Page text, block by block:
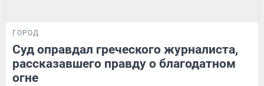
ГОРОД
Суд оправдал греческого журналиста,
рассказавшего правду о благодатном
огне